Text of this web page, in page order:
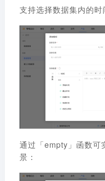
支持选择数据集内的时
通过「empty」函数可
景：